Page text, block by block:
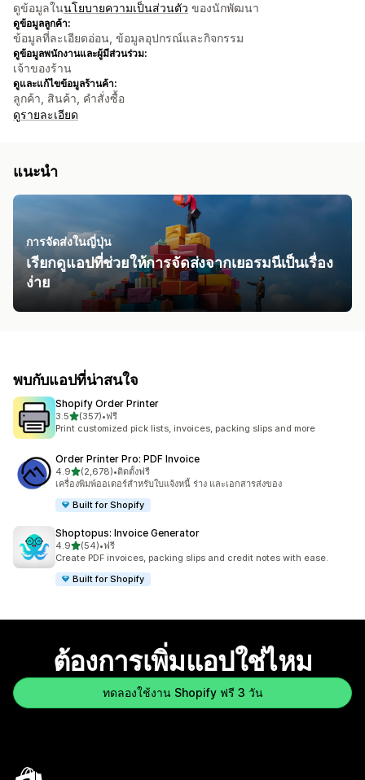
ดูข้อมูลในนโยบายความเป็นส่วนตัว ของนักพัฒนา
ดูข้อมูลลูกค้า:
ข้อมูลที่ละเอียดอ่อน, ข้อมูลอุปกรณ์และกิจกรรม
ดูข้อมูลพนักงานและผู้มีส่วนร่วม:
เจ้าของร้าน
ดูและแก้ไขข้อมูลร้านค้า:
ลูกค้า, สินค้า, คำสั่งซื้อ
ดูรายละเอียด
แนะนำ
การจัดส่งในญี่ปุ่น
เรียกดูแอปที่ช่วยให้การจัดส่งจากเยอรมนีเป็นเรื่อง
ง่าย
พบกับแอปที่น่าสนใจ
Shopify Order Printer
3.5เต็ม 5 ดาว
(357)
ทั้งหมด 357 รีวิว
•ฟรี
Print customized pick lists, invoices, packing slips and more
Order Printer Pro: PDF Invoice
4.9เต็ม 5 ดาว
(2,678)
ทั้งหมด 2678 รีวิว
•ติดตั้งฟรี
เครื่องพิมพ์ออเดอร์สำหรับใบแจ้งหนี้ ร่าง และเอกสารส่งของ
Built for Shopify
Shoptopus: Invoice Generator
4.9เต็ม 5 ดาว
(54)
ทั้งหมด 54 รีวิว
•ฟรี
Create PDF invoices, packing slips and credit notes with ease.
Built for Shopify
ต้องการเพิ่มแอปใช่ไหม
ทดลองใช้งาน Shopify ฟรี 3 วัน